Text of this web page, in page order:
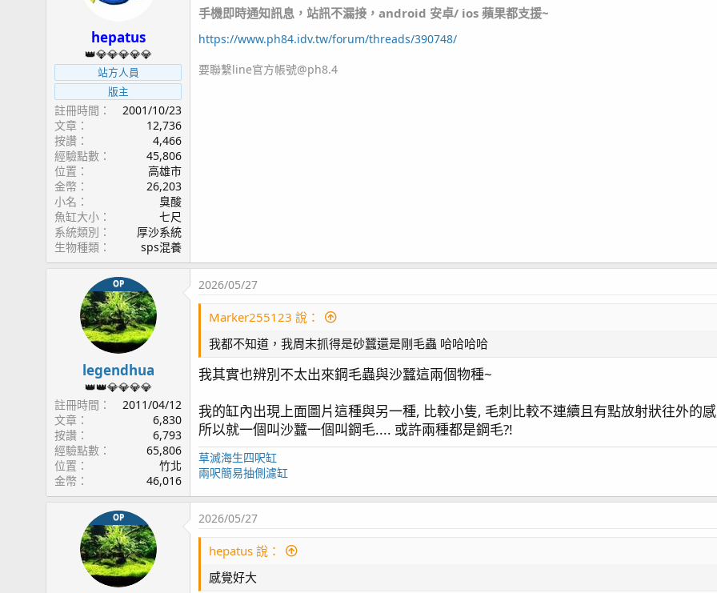
hepatus
👑💎💎💎💎💎
站方人員
版主
註冊時間
2001/10/23
文章
12,736
按讚
4,466
經驗點數
45,806
位置
高雄市
金幣
26,203
小名
臭酸
魚缸大小
七尺
系統類別
厚沙系統
生物種類
sps混養
手機即時通知訊息，站訊不漏接，android 安卓/ ios 蘋果都支援~
https://www.ph84.idv.tw/forum/threads/390748/
要聯繫line官方帳號@ph8.4
OP
legendhua
👑👑💎💎💎💎
註冊時間
2011/04/12
文章
6,830
按讚
6,793
經驗點數
65,806
位置
竹北
金幣
46,016
2026/05/27
Marker255123 說：
我都不知道，我周末抓得是砂蠶還是剛毛蟲 哈哈哈哈
我其實也辨別不太出來鋼毛蟲與沙蠶這兩個物種~
我的缸內出現上面圖片這種與另一種, 比較小隻, 毛刺比較不連續且有點放射狀往外的
所以就一個叫沙蠶一個叫鋼毛.... 或許兩種都是鋼毛?!
草滅海生四呎缸
兩呎簡易抽側濾缸
OP 2026/05/27
hepatus 說：
感覺好大